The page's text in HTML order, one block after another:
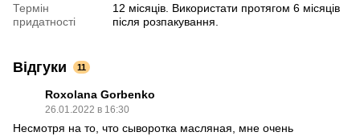
Термін
придатності
12 місяців. Використати протягом 6 місяців
після розпакування.
Відгуки 11
Roxolana Gorbenko
26.01.2022 в 16:30
Несмотря на то, что сыворотка масляная, мне очень